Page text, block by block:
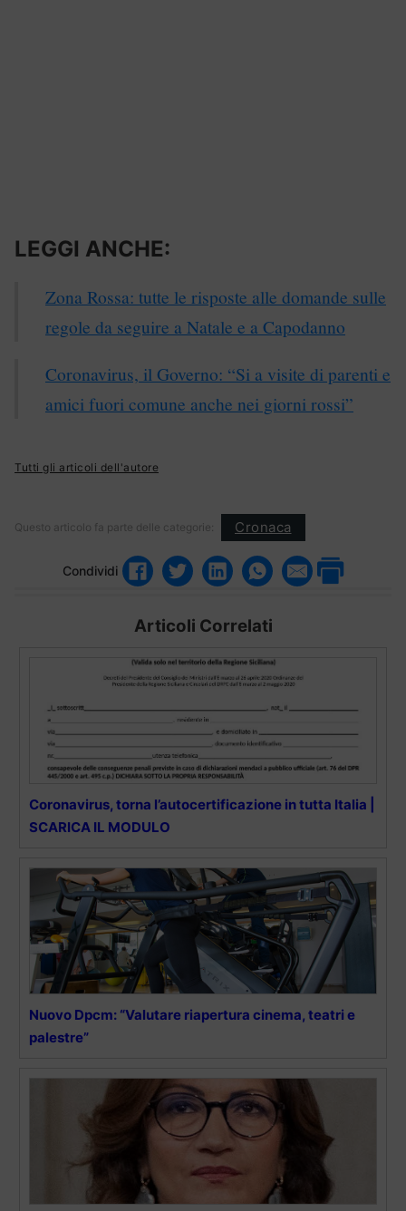
LEGGI ANCHE:
Zona Rossa: tutte le risposte alle domande sulle
regole da seguire a Natale e a Capodanno
Coronavirus, il Governo: “Si a visite di parenti e
amici fuori comune anche nei giorni rossi”
Tutti gli articoli dell'autore
Questo articolo fa parte delle categorie: Cronaca
Condividi
Articoli Correlati
Coronavirus, torna l’autocertificazione in tutta Italia |
SCARICA IL MODULO
Nuovo Dpcm: “Valutare riapertura cinema, teatri e
palestre”